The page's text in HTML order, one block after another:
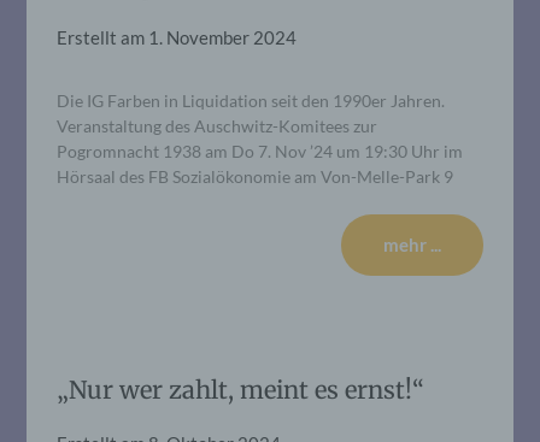
Erstellt am 1. November 2024
Die IG Farben in Liquidation seit den 1990er Jahren.
Veranstaltung des Auschwitz-Komitees zur
Pogromnacht 1938 am Do 7. Nov ’24 um 19:30 Uhr im
Hörsaal des FB Sozialökonomie am Von-Melle-Park 9
mehr ...
„Nur wer zahlt, meint es ernst!“